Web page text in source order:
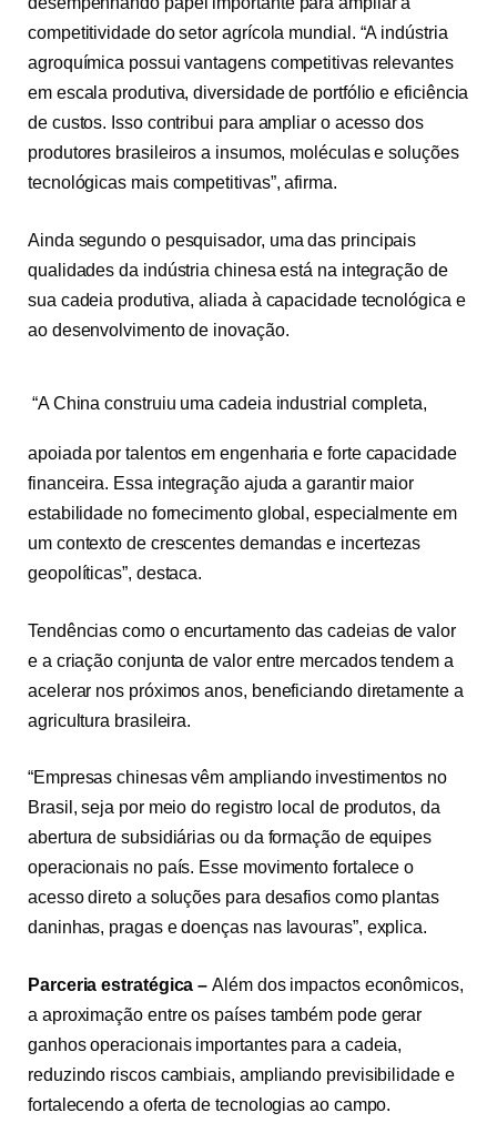
competitividade do setor agrícola mundial. “A indústria
agroquímica possui vantagens competitivas relevantes
em escala produtiva, diversidade de portfólio e eficiência
de custos. Isso contribui para ampliar o acesso dos
produtores brasileiros a insumos, moléculas e soluções
tecnológicas mais competitivas”, afirma.
Ainda segundo o pesquisador, uma das principais
qualidades da indústria chinesa está na integração de
sua cadeia produtiva, aliada à capacidade tecnológica e
ao desenvolvimento de inovação.
“A China construiu uma cadeia industrial completa,
apoiada por talentos em engenharia e forte capacidade
financeira. Essa integração ajuda a garantir maior
estabilidade no fornecimento global, especialmente em
um contexto de crescentes demandas e incertezas
geopolíticas”, destaca.
Tendências como o encurtamento das cadeias de valor
e a criação conjunta de valor entre mercados tendem a
acelerar nos próximos anos, beneficiando diretamente a
agricultura brasileira.
“Empresas chinesas vêm ampliando investimentos no
Brasil, seja por meio do registro local de produtos, da
abertura de subsidiárias ou da formação de equipes
operacionais no país. Esse movimento fortalece o
acesso direto a soluções para desafios como plantas
daninhas, pragas e doenças nas lavouras”, explica.
Parceria estratégica –Além dos impactos econômicos,
a aproximação entre os países também pode gerar
ganhos operacionais importantes para a cadeia,
reduzindo riscos cambiais, ampliando previsibilidade e
fortalecendo a oferta de tecnologias ao campo.